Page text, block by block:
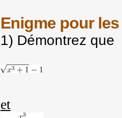
Enigme pour
1) Démontrez que
et